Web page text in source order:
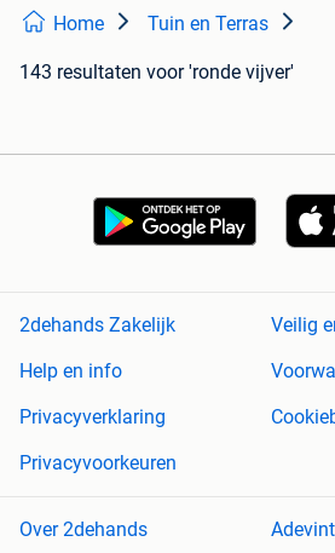
Home Tuin en Terras
143 resultaten voor 'ronde vijver'
2dehands Zakelijk
Veilig
Help en info
Privacyverklaring
Privacyvoorkeuren
Over 2dehands